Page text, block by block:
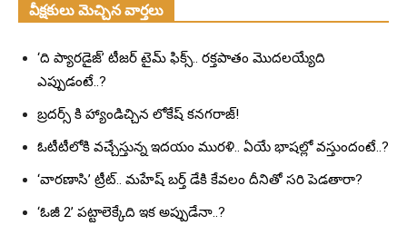
వీక్షకులు మెచ్చిన వార్తలు
‘ది ప్యారడైజ్’ టీజర్ టైమ్ ఫిక్స్.. రక్తపాతం మొదలయ్యేది
ఎప్పుడంటే..?
బ్రదర్స్ కి హ్యాండిచ్చిన లోకేష్ కనగరాజ్!
ఓటీటీలోకి వచ్చేస్తున్న ఇదయం మురళి.. ఏయే భాషల్లో వస్తుందంటే..?
‘వారణాసి’ ట్రీట్.. మహేష్ బర్త్ డేకి కేవలం దీనితో సరి పెడతారా?
‘ఓజీ 2’ పట్టాలెక్కేది ఇక అప్పుడేనా..?